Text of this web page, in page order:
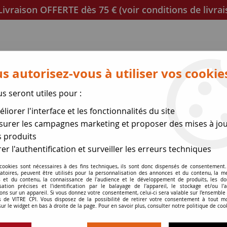
OFFERTE dès 75 € (voir conditions de
Mica et joint à découper Joints de porte
des expéditions le 17
Rubin
Rubin
autorisez-vous à utiliser vos
seront utiles pour :
l'interface et les fonctionnalités du site
les campagnes marketing et proposer des mises à
produits
l'authentification et surveiller les erreurs techniques
sont nécessaires à des fins techniques, ils sont donc dispensés de
peuvent être utilisés pour la personnalisation des annonces et du contenu, la
et du contenu, la connaissance de l'audience et le développement de produits, les
précises et l'identification par le balayage de l'appareil, le stockage et/ou
sur un appareil. Si vous donnez votre consentement, celui-ci sera valable sur l’ensemble
de VITRE CPI. Vous disposez de la possibilité de retirer votre consentement à tout
le widget en bas à droite de la page. Pour en savoir plus, consulter notre politique de